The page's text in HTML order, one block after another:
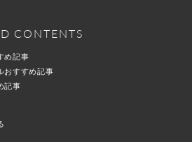
CONTENTS
め記事
おすすめ記事
記事